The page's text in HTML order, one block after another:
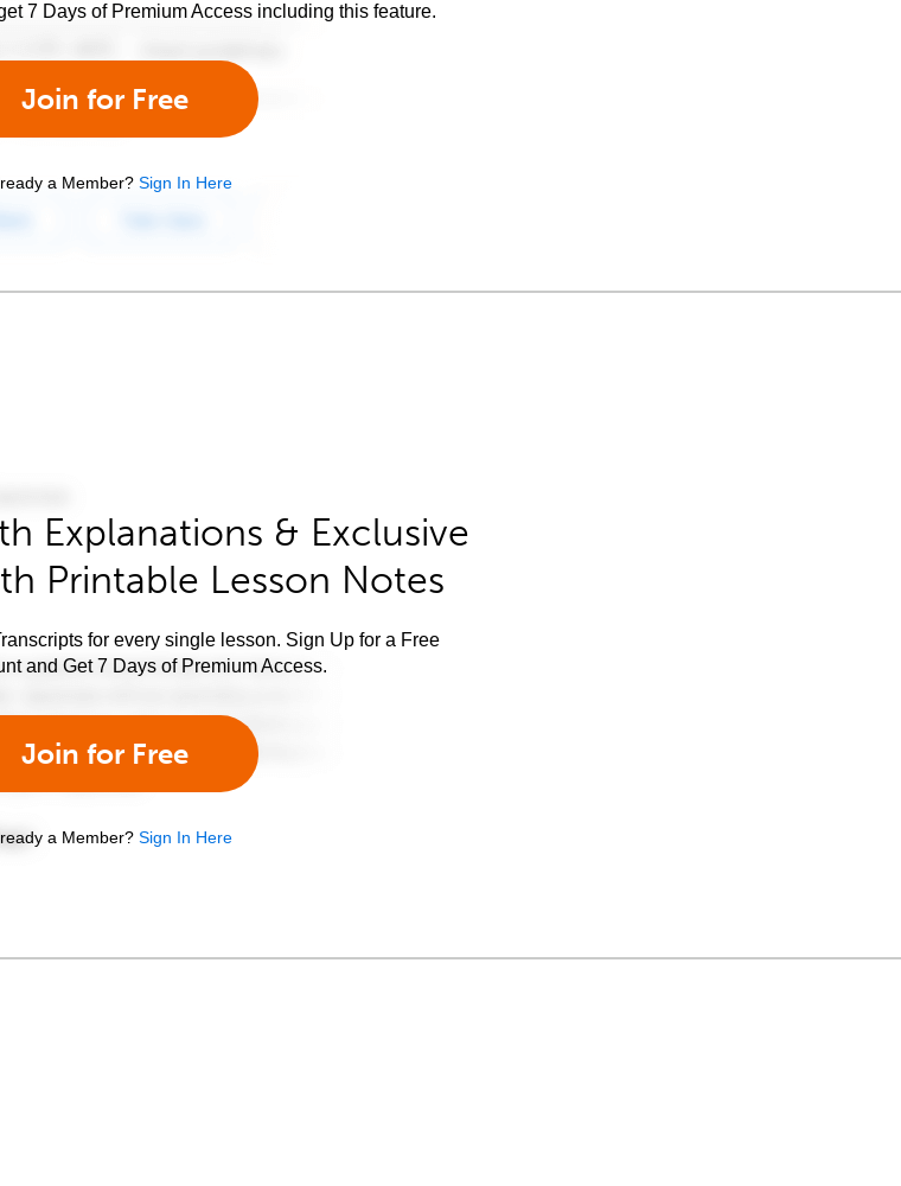
7 Days of Premium Access including this feature.
Join for Free
a Member? Sign In Here
Explanations & Exclusive
Printable Lesson Notes
for every single lesson. Sign Up for a Free
and Get 7 Days of Premium Access.
Join for Free
a Member? Sign In Here